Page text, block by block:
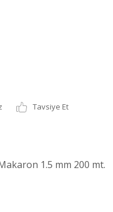
Tavsiye Et
1.5 mm 200 mt.